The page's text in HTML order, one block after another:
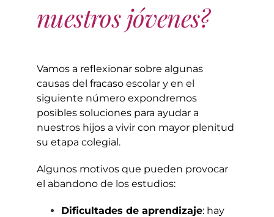
nuestros jóvenes?
Vamos a reflexionar sobre algunas
causas del fracaso escolar y en el
siguiente número expondremos
posibles soluciones para ayudar a
nuestros hijos a vivir con mayor plenitud
su etapa colegial.
Algunos motivos que pueden provocar
el abandono de los estudios:
Dificultades de aprendizaje: hay